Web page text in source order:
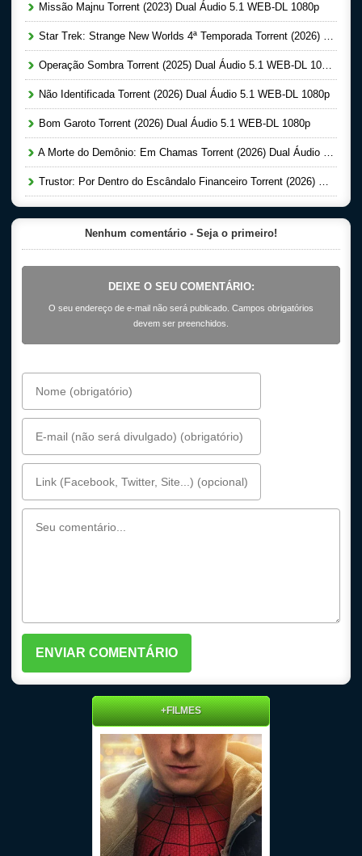
Missão Majnu Torrent (2023) Dual Áudio 5.1 WEB-DL 1080p
Star Trek: Strange New Worlds 4ª Temporada Torrent (2026) Dual Áudio 5.1 WEB-DL 1080p
Operação Sombra Torrent (2025) Dual Áudio 5.1 WEB-DL 1080p
Não Identificada Torrent (2026) Dual Áudio 5.1 WEB-DL 1080p
Bom Garoto Torrent (2026) Dual Áudio 5.1 WEB-DL 1080p
A Morte do Demônio: Em Chamas Torrent (2026) Dual Áudio WEB-DL 720p | 1080p
Trustor: Por Dentro do Escândalo Financeiro Torrent (2026) Dual Áudio 5.1 WEB-DL 1080p
Nenhum comentário - Seja o primeiro!
DEIXE O SEU COMENTÁRIO:
O seu endereço de e-mail não será publicado. Campos obrigatórios
devem ser preenchidos.
+FILMES